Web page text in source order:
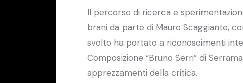
Il percorso di ricerca e
brani da parte di Mauro Scaggiante,
svolto ha portato a riconoscimenti
Composizione “Bruno Serri” di
apprezzamenti della critica.